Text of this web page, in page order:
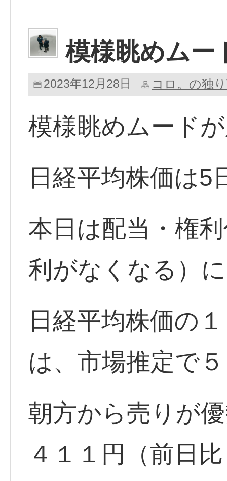
模様眺めムー
2023年12月28日 コロ。の独
模様眺めムード
日経平均株価は5
本日は配当・権
利がなくなる）
日経平均株価の
は、市場推定で
朝方から売りが
４１１円（前日